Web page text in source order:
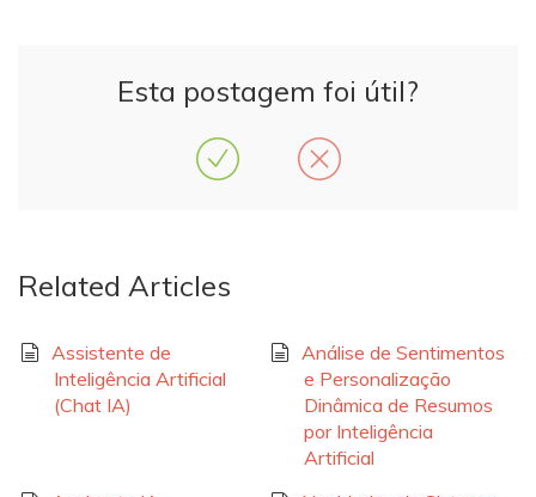
Esta postagem foi útil?
Related Articles
Assistente de
Inteligência Artificial
(Chat IA)
Análise de Sentimentos
e Personalização
Dinâmica de Resumos
por Inteligência
Artificial